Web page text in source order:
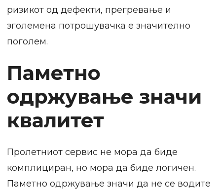
ризикот од дефекти, прегревање и
зголемена потрошувачка е значително
поголем.
Паметно
одржување значи
квалитет
Пролетниот сервис не мора да биде
комплициран, но мора да биде логичен.
Паметно одржување значи да не се водите